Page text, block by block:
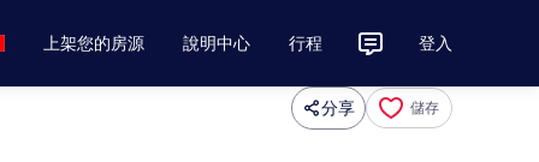
上架您的房源 說明中心 行程 登入
分享 儲存